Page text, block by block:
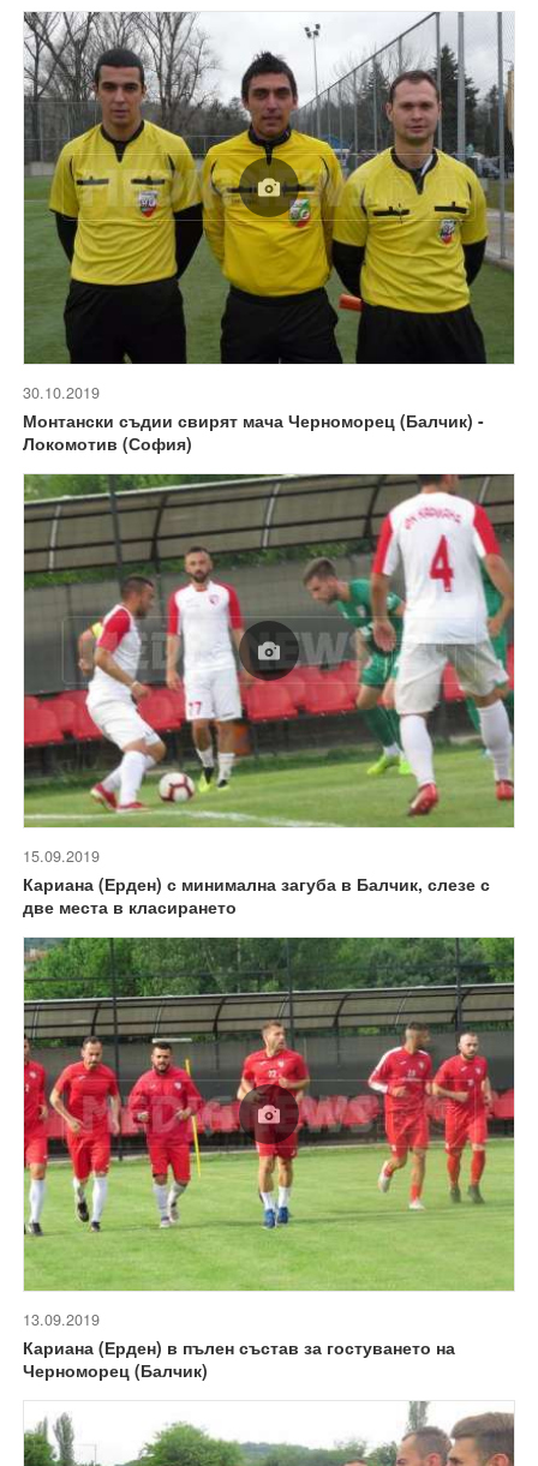
30.10.2019
Монтански съдии свирят мача Черноморец (Балчик) -
Локомотив (София)
15.09.2019
Кариана (Ерден) с минимална загуба в Балчик, слезе с
две места в класирането
13.09.2019
Кариана (Ерден) в пълен състав за гостуването на
Черноморец (Балчик)